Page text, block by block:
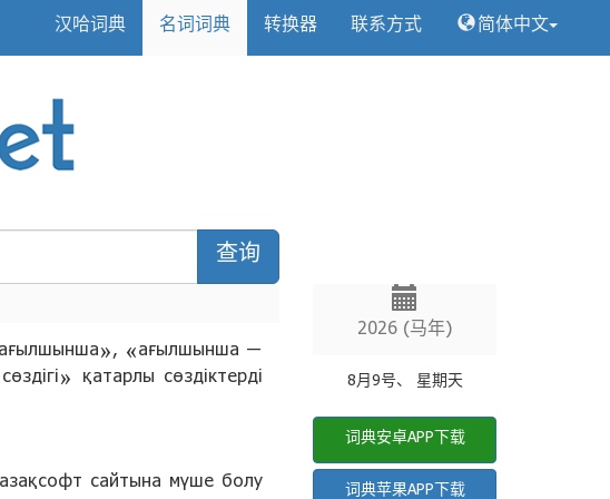
汉哈词典 名词词典 转换器 联系方式 简体中文
查询
«ағылшынша —
қатарлы сөздіктерді
сайтына мүше болу
2026 (马年)
8月9号、 星期天
词典安卓APP下载
词典苹果APP下载